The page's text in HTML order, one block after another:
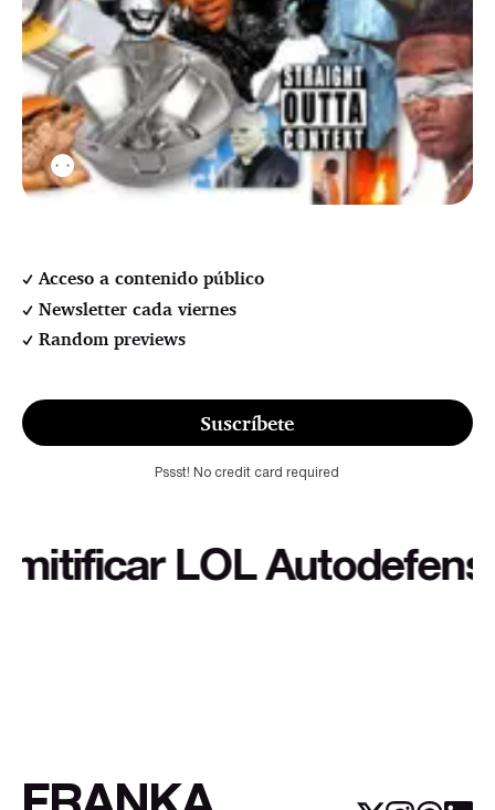
⚉
Acceso a contenido público
Newsletter cada viernes
Random previews
Suscríbete
Pssst! No credit card required
LOL